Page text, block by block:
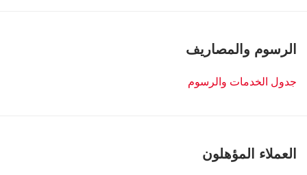
الرسوم والمصاريف
جدول الخدمات والرسوم
العملاء المؤهلون